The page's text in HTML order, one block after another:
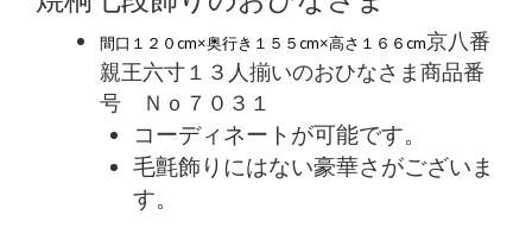
間口１２０cm×奥行き１５５cm×高さ１６６cm京八番
親王六寸１３人揃いのおひなさま商品番
号 Ｎｏ７０３１
コーディネートが可能です。
毛氈飾りにはない豪華さがございま
す。